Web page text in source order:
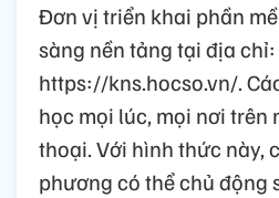
Đơn vị triển khai phần
sàng nền tảng tại địa chỉ:
https://kns.hocso.vn/.
học mọi lúc, mọi nơi trên
thoại. Với hình thức này,
phương có thể chủ động